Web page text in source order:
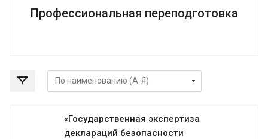
Профессиональная переподготовка
«Государственная экспертиза
деклараций безопасности